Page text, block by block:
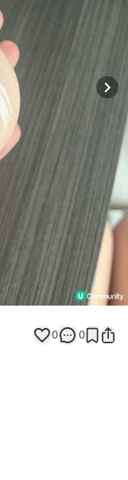
0 0